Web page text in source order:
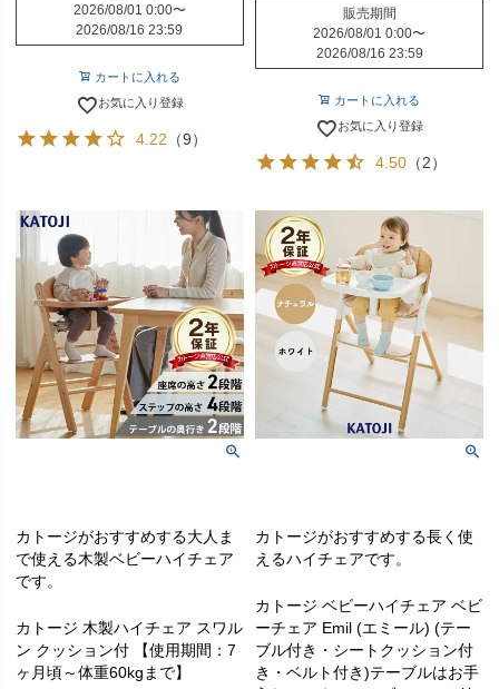
2026/08/01 0:00〜
2026/08/16 23:59
カートに入れる
お気に入り登録
4.22 （9）
販売期間
2026/08/01 0:00〜
2026/08/16 23:59
カートに入れる
お気に入り登録
4.50 （2）
カトージがおすすめする大人ま
で使える木製ベビーハイチェア
です。
カトージ 木製ハイチェア スワル
ン クッション付 【使用期間：7
ヶ月頃～体重60kgまで】
カトージがおすすめする長く使
えるハイチェアです。
カトージ ベビーハイチェア ベビ
ーチェア Emil (エミール) (テー
ブル付き・シートクッション付
き・ベルト付き)テーブルはお手